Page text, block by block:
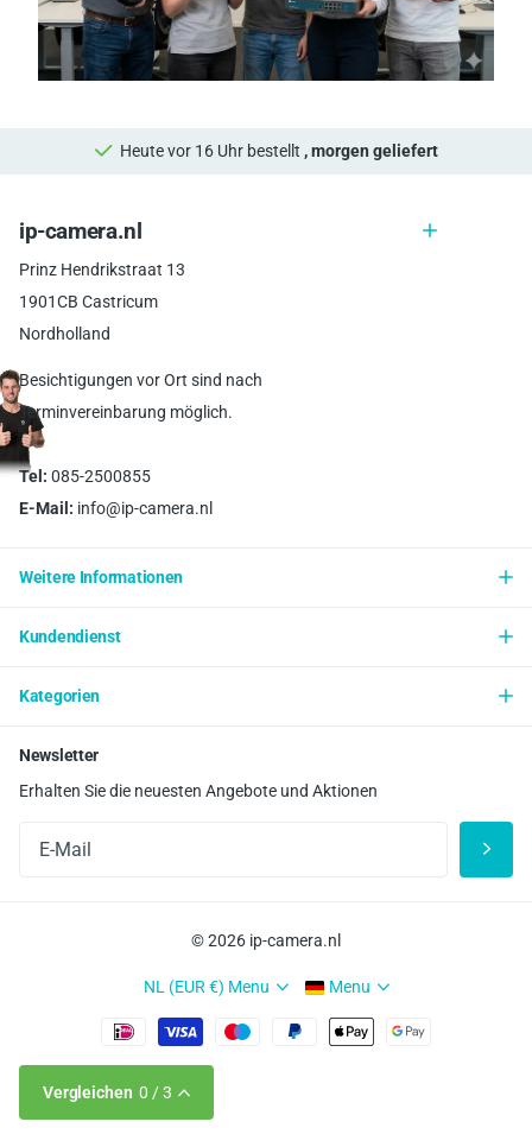
Heute vor 16 Uhr bestellt , morgen geliefert
ip-camera.nl
Prinz Hendrikstraat 13
1901CB Castricum
Nordholland
Besichtigungen vor Ort sind nach
Terminvereinbarung möglich.
Tel: 085-2500855
E-Mail: info@ip-camera.nl
Weitere Informationen
Kundendienst
Kategorien
Newsletter
Erhalten Sie die neuesten Angebote und Aktionen
©2026 ip-camera.nl
NL (EUR €) Menu Menu
Vergleichen 0 / 3